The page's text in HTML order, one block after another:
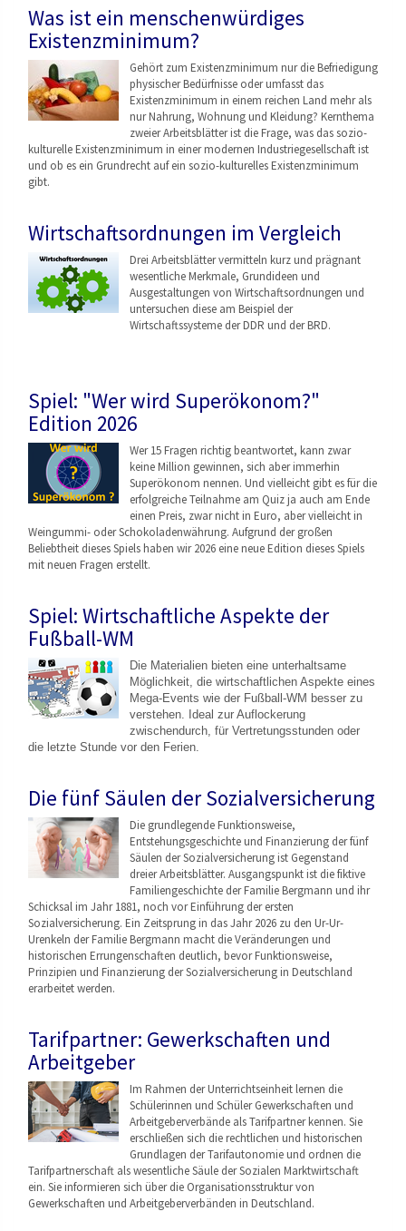
Was ist ein menschenwürdiges
Existenzminimum?
Gehört zum Existenzminimum nur die Befriedigung
physischer Bedürfnisse oder umfasst das
Existenzminimum in einem reichen Land mehr als
nur Nahrung, Wohnung und Kleidung? Kernthema
zweier Arbeitsblätter ist die Frage, was das sozio-
kulturelle Existenzminimum in einer modernen Industriegesellschaft ist
und ob es ein Grundrecht auf ein sozio-kulturelles Existenzminimum
gibt.
Wirtschaftsordnungen im Vergleich
Drei Arbeitsblätter vermitteln kurz und prägnant
wesentliche Merkmale, Grundideen und
Ausgestaltungen von Wirtschaftsordnungen und
untersuchen diese am Beispiel der
Wirtschaftssysteme der DDR und der BRD.
Spiel: "Wer wird Superökonom?"
Edition 2026
Wer 15 Fragen richtig beantwortet, kann zwar
keine Million gewinnen, sich aber immerhin
Superökonom nennen. Und vielleicht gibt es für die
erfolgreiche Teilnahme am Quiz ja auch am Ende
einen Preis, zwar nicht in Euro, aber vielleicht in
Weingummi- oder Schokoladenwährung. Aufgrund der großen
Beliebtheit dieses Spiels haben wir 2026 eine neue Edition dieses Spiels
mit neuen Fragen erstellt.
Spiel: Wirtschaftliche Aspekte der
Fußball-WM
Die Materialien bieten eine unterhaltsame
Möglichkeit, die wirtschaftlichen Aspekte eines
Mega-Events wie der Fußball-WM besser zu
verstehen. Ideal zur Auflockerung
zwischendurch, für Vertretungsstunden oder
die letzte Stunde vor den Ferien.
Die fünf Säulen der Sozialversicherung
Die grundlegende Funktionsweise,
Entstehungsgeschichte und Finanzierung der fünf
Säulen der Sozialversicherung ist Gegenstand
dreier Arbeitsblätter. Ausgangspunkt ist die fiktive
Familiengeschichte der Familie Bergmann und ihr
Schicksal im Jahr 1881, noch vor Einführung der ersten
Sozialversicherung. Ein Zeitsprung in das Jahr 2026 zu den Ur-Ur-
Urenkeln der Familie Bergmann macht die Veränderungen und
historischen Errungenschaften deutlich, bevor Funktionsweise,
Prinzipien und Finanzierung der Sozialversicherung in Deutschland
erarbeitet werden.
Tarifpartner: Gewerkschaften und
Arbeitgeber
Im Rahmen der Unterrichtseinheit lernen die
Schülerinnen und Schüler Gewerkschaften und
Arbeitgeberverbände als Tarifpartner kennen. Sie
erschließen sich die rechtlichen und historischen
Grundlagen der Tarifautonomie und ordnen die
Tarifpartnerschaft als wesentliche Säule der Sozialen Marktwirtschaft
ein. Sie informieren sich über die Organisationsstruktur von
Gewerkschaften und Arbeitgeberverbänden in Deutschland.